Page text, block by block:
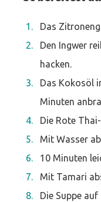
Das
Den Ingwer
hacken.
Das Kokosöl
Minuten
Die Rote
Mit Wasser
10 Minuten
Mit Tamari
Die Suppe